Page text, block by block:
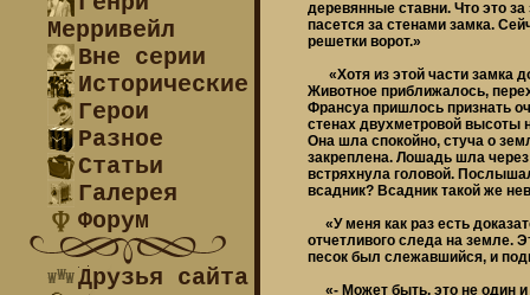
Мерривейл
Вне серии
Исторические
Герои
Разное
Статьи
Галерея
Форум
Друзья сайта
деревянные ставни. Что это
пасется за стенами замка.
решетки ворот.»
«Хотя из этой части замка
Животное приближалось,
Франсуа пришлось признать
стенах двухметровой высоты
Она шла спокойно, стуча о
закреплена. Лошадь шла
встряхнула головой.
всадник? Всадник такой же
«У меня как раз есть
отчетливого следа на земле.
песок был слежавшийся, и
«- Может быть, это не один и